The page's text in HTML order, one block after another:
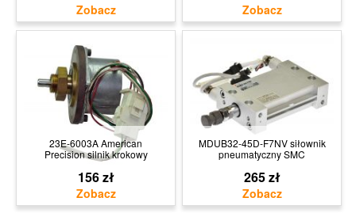
23E-6003A American
Precision silnik krokowy
156 zł
MDUB32-45D-F7NV siłownik
pneumatyczny SMC
265 zł